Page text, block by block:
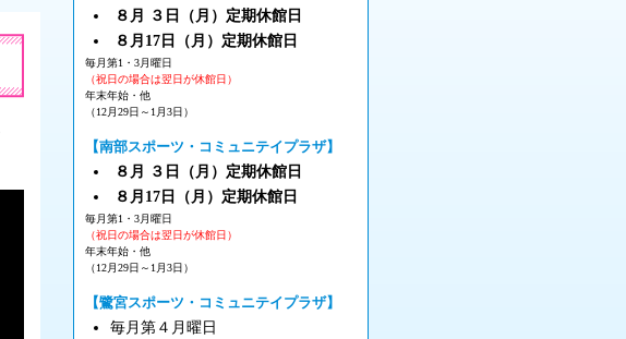
８月 ３ 日（月 ） 定期休館日
８月17日（月 ）定期休館日
毎月第1・3月曜日
（祝日の場合は翌日が休館日）
年末年始・他
（12月29日～1月3日）
【南部スポーツ・コミュニテイプラザ】
８月 ３ 日（月 ） 定期休館日
８月17日（月 ）定期休館日
毎月第1・3月曜日
（祝日の場合は翌日が休館日）
年末年始・他
（12月29日～1月3日）
【鷺宮スポーツ・コミュニテイプラザ】
毎月第４月曜日